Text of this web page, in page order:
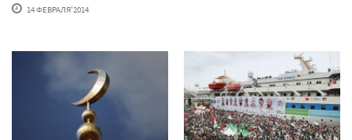
14 ФЕВРАЛЯ'2014